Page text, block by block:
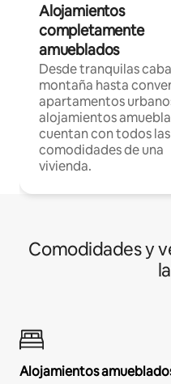
Alojamientos
completamente
amueblados
Desde tranquilas
montaña hasta
apartamentos
alojamientos
cuentan con todos las
comodidades de una
vivienda.
Comodidades y
Alojamientos